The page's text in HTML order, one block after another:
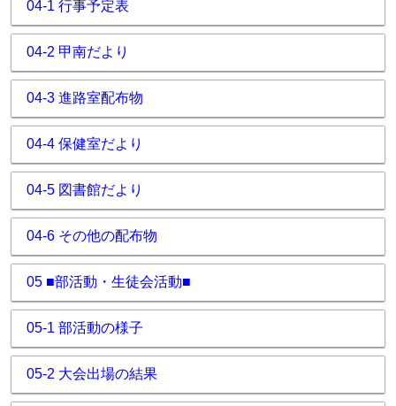
04-1 行事予定表
04-2 甲南だより
04-3 進路室配布物
04-4 保健室だより
04-5 図書館だより
04-6 その他の配布物
05 ■部活動・生徒会活動■
05-1 部活動の様子
05-2 大会出場の結果